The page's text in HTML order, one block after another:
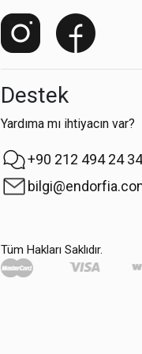
Destek
Yardıma mı ihtiyacın var?
+90 212 494 24 34
Tüm Hakları Saklıdır.